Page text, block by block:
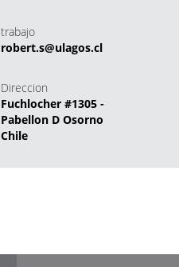
trabajo
robert.s@ulagos.cl
Direccion
Fuchlocher #1305 -
Pabellon D Osorno
Chile